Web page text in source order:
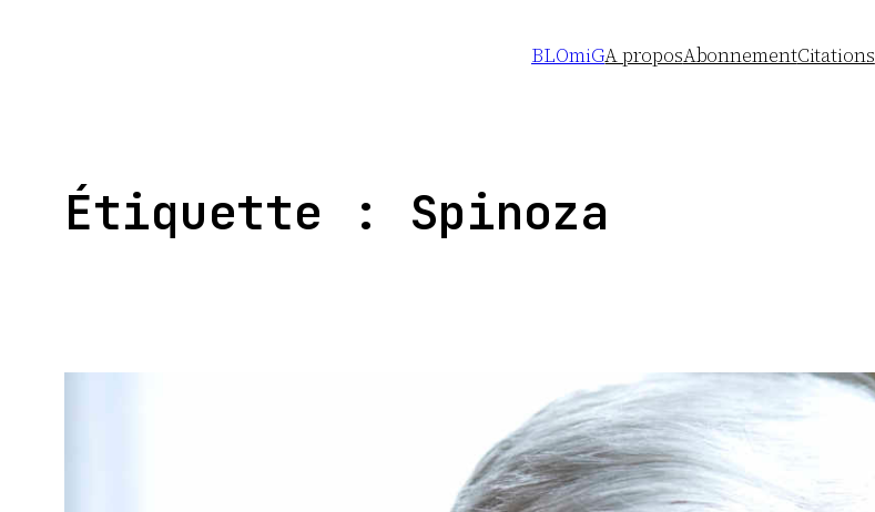
BLOmiGA proposAbonnementCitations
Étiquette : Spinoza